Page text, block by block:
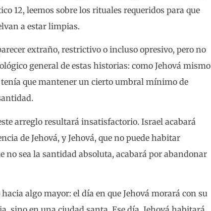
12, leemos sobre los rituales requeridos para que
a estar limpias.
extraño, restrictivo o incluso opresivo, pero no
general de estas historias: como Jehová mismo
que mantener un cierto umbral mínimo de
arreglo resultará insatisfactorio. Israel acabará
de Jehová, y Jehová, que no puede habitar
no sea la santidad absoluta, acabará por abandonar
algo mayor: el día en que Jehová morará con su